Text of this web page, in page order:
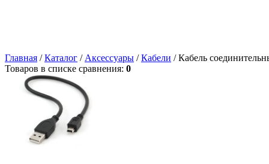
Главная /Каталог / Аксессуары /Кабели / Кабель
Товаров в списке сравнения: 0